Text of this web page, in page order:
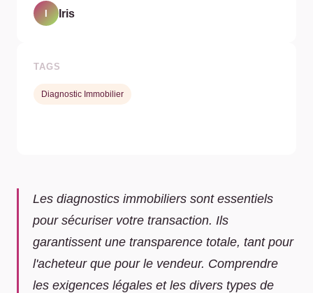
Les diagnostics immobiliers sont essentiels
pour sécuriser votre transaction. Ils
garantissent une transparence totale, tant pour
l'acheteur que pour le vendeur. Comprendre
les exigences légales et les divers types de
Iris
TAGS
Diagnostic Immobilier